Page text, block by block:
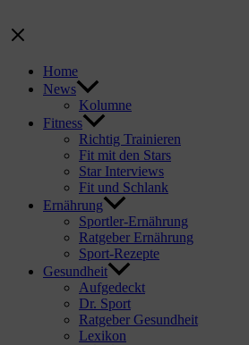
Home
News
Kolumne
Fitness
Richtig Trainieren
Fit mit den Stars
Star Interviews
Fit und Schlank
Ernährung
Sportler-Ernährung
Ratgeber Ernährung
Sport-Rezepte
Gesundheit
Aufgedeckt
Dr. Sport
Ratgeber Gesundheit
Lexikon